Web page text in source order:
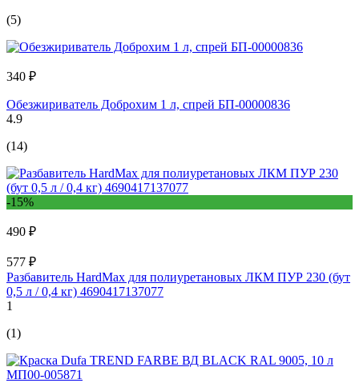
(5)
340 ₽
Обезжириватель Доброхим 1 л, спрей БП-00000836
4.9
(14)
-15%
490 ₽
577 ₽
Разбавитель HardMax для полиуретановых ЛКМ ПУР 230 (бут
0,5 л / 0,4 кг) 4690417137077
1
(1)